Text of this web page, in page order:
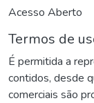
Acesso Aberto
Termos de
É permitida a
contidos, desde
comerciais são